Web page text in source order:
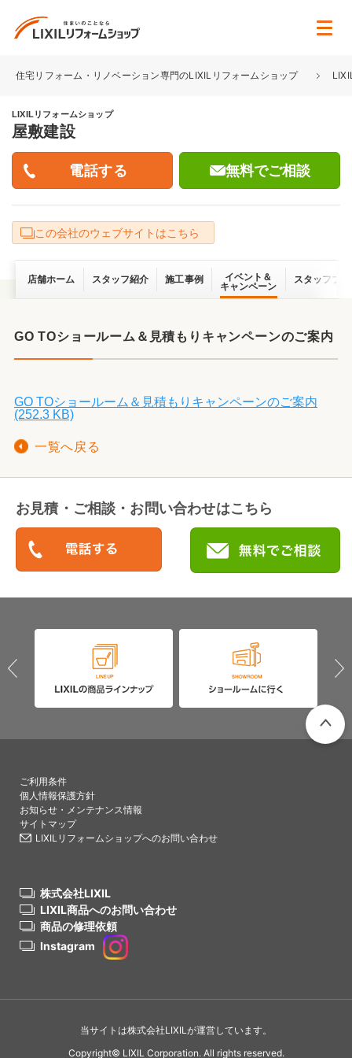
住宅リフォーム・リノベーション専門のLIXILリフォームショップ
LIXILリフォームショップ
屋敷建設
無料でご相談
この会社のウェブサイトはこちら
店舗ホーム スタッフ紹介 施工事例
イベント＆
キャンペーン
スタッフブ
GO TOショールーム＆見積もりキャンペーンのご案内
GO TOショールーム＆見積もりキャンペーンのご案内
(252.3 KB)
一覧へ戻る
お見積・ご相談・お問い合わせはこちら
ご利用条件
個人情報保護方針
お知らせ・メンテナンス情報
サイトマップ
LIXILリフォームショップへのお問い合わせ
株式会社LIXIL
LIXIL商品へのお問い合わせ
商品の修理依頼
Instagram
当サイトは株式会社LIXILが運営しています。
Copyright© LIXIL Corporation. All rights reserved.